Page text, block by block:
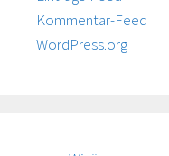
Kommentar-Feed
WordPress.org